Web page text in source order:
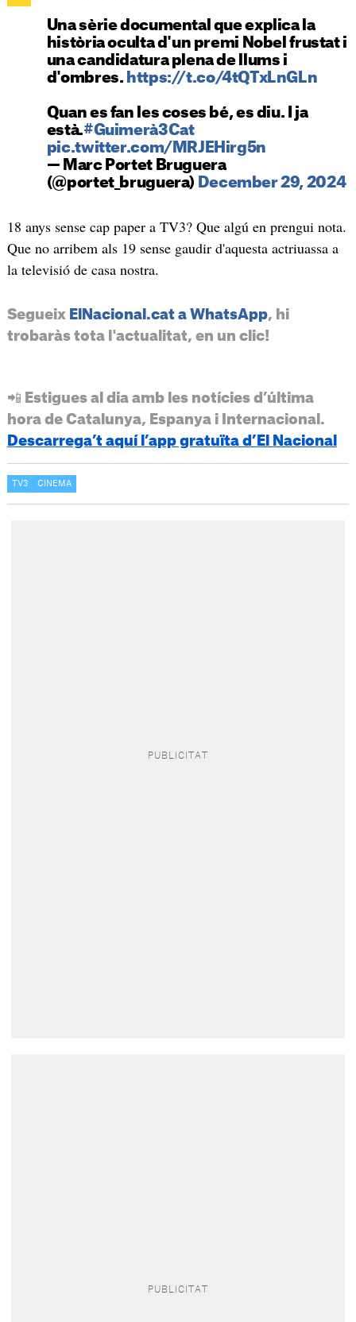
Una sèrie documental que explica la
història oculta d'un premi Nobel frustat i
una candidatura plena de llums i
d'ombres. https://t.co/4tQTxLnGLn
Quan es fan les coses bé, es diu. I ja
està.#Guimerà3Cat
pic.twitter.com/MRJEHirg5n
— Marc Portet Bruguera
(@portet_bruguera) December 29, 2024
18 anys sense cap paper a TV3? Que algú en prengui nota.
Que no arribem als 19 sense gaudir d'aquesta actriuassa a
la televisió de casa nostra.
Segueix ElNacional.cat a WhatsApp, hi
trobaràs tota l'actualitat, en un clic!
📲 Estigues al dia amb les notícies d’última
hora de Catalunya, Espanya i Internacional.
Descarrega’t aquí l’app gratuïta d’El Nacional
TV3 CINEMA